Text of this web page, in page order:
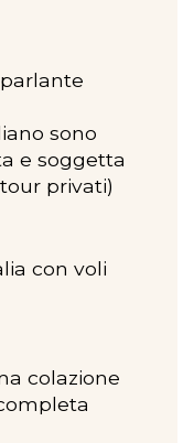
sono
e soggetta
privati)
con voli
colazione